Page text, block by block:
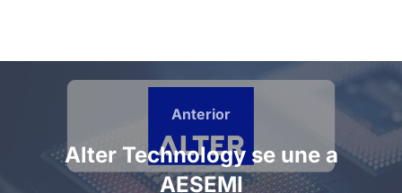
Anterior
Alter Technology se une a
AESEMI